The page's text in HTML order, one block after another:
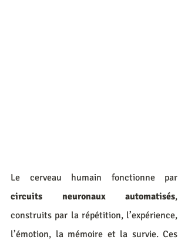
circuits neuronaux automatisés,
construits par la répétition, l’expérience,
l’émotion, la mémoire et la survie. Ces